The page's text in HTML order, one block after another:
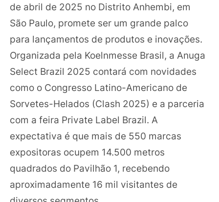
de abril de 2025 no Distrito Anhembi, em
São Paulo, promete ser um grande palco
para lançamentos de produtos e inovações.
Organizada pela Koelnmesse Brasil, a Anuga
Select Brazil 2025 contará com novidades
como o Congresso Latino-Americano de
Sorvetes-Helados (Clash 2025) e a parceria
com a feira Private Label Brazil. A
expectativa é que mais de 550 marcas
expositoras ocupem 14.500 metros
quadrados do Pavilhão 1, recebendo
aproximadamente 16 mil visitantes de